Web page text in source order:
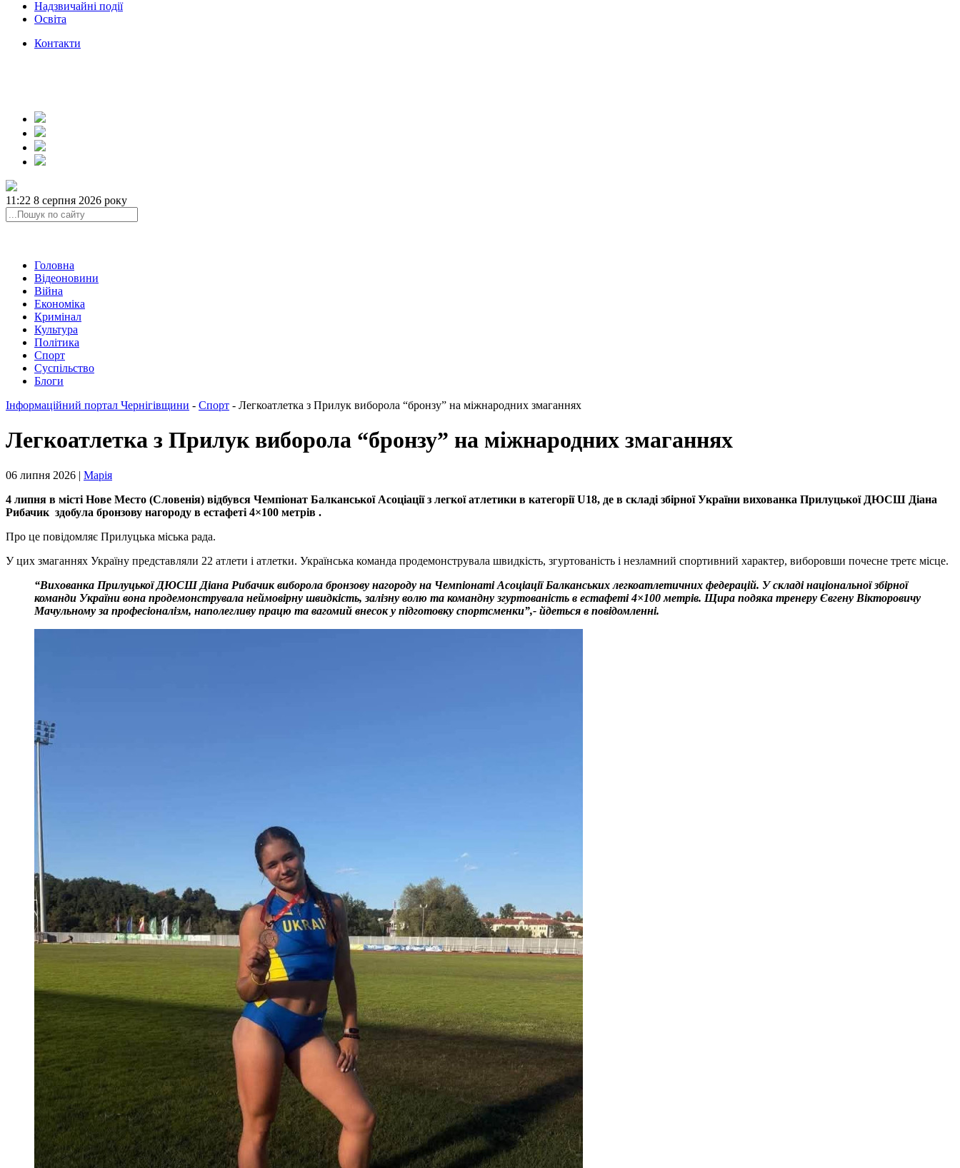
Надзвичайні події
Освіта
Контакти
11:22 8 серпня 2026 року
Головна
Відеоновини
Війна
Економіка
Кримінал
Культура
Політика
Спорт
Суспільство
Блоги
Інформаційний портал Чернігівщини - Спорт - Легкоатлетка з Прилук виборола “бронзу” на міжнародних змаганнях
Легкоатлетка з Прилук виборола “бронзу” на міжнародних змаганнях
06 липня 2026 | Марія
4 липня в місті Нове Место (Словенія) відбувся Чемпіонат Балканської Асоціації з легкої атлетики в категорії U18, де в складі збірної України вихованка Прилуцької ДЮСШ Діана
Рибачик здобула бронзову нагороду в естафеті 4×100 метрів .
Про це повідомляє Прилуцька міська рада.
У цих змаганнях Україну представляли 22 атлети і атлетки. Українська команда продемонструвала швидкість, згуртованість і незламний спортивний характер, виборовши почесне третє місце.
“Вихованка Прилуцької ДЮСШ Діана Рибачик виборола бронзову нагороду на Чемпіонаті Асоціації Балканських легкоатлетичних федерацій. У складі національної збірної
команди України вона продемонструвала неймовірну швидкість, залізну волю та командну згуртованість в естафеті 4×100 метрів. Щира подяка тренеру Євгену Вікторовичу
Мачульному за професіоналізм, наполегливу працю та вагомий внесок у підготовку спортсменки”,- йдеться в повідомленні.